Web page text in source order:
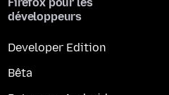
développeurs
Developer Edition
Bêta